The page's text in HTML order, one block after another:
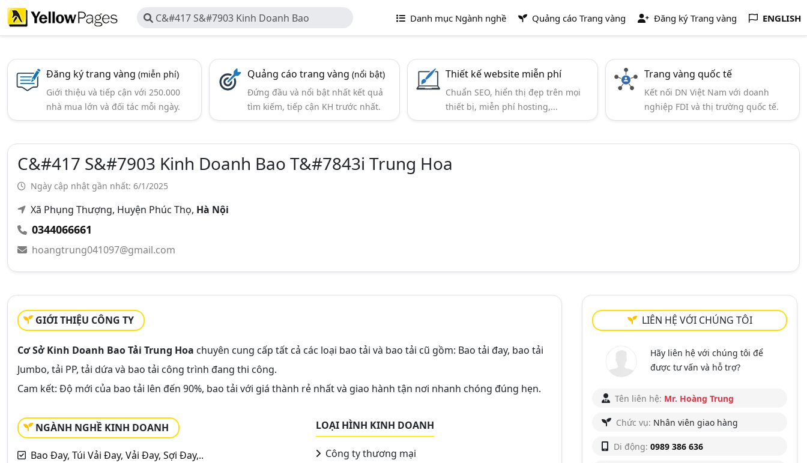
C&#417 S&#7903 Kinh Doanh Bao
T&#7843i Trung Hoa
Danh mục Ngành nghề Quảng cáo Trang vàng Đăng ký Trang vàng ENGLISH
Đăng ký trang vàng (miễn phí)
Giới thiệu và tiếp cận với 250.000
nhà mua lớn và đối tác mỗi ngày.
Quảng cáo trang vàng(nổi bật)
Đứng đầu và nổi bật nhất kết quả
tìm kiếm, tiếp cận KH trước nhất.
Thiết kế website miễn phí
Chuẩn SEO, hiển thị đẹp trên mọi
thiết bị, miễn phí hosting,...
Trang vàng quốc tế
Kết nối DN Việt Nam với doanh
nghiệp FDI và thị trường quốc tế.
C&#417 S&#7903 Kinh Doanh Bao T&#7843i Trung Hoa
Ngày cập nhật gần nhất: 6/1/2025
Xã Phụng Thượng, Huyện Phúc Thọ, Hà Nội
0344066661
hoangtrung041097@gmail.com
GIỚI THIỆU CÔNG TY
Cơ Sở Kinh Doanh Bao Tải Trung Hoa chuyên cung cấp tất cả các loại bao tải và bao tải cũ gồm: Bao tải đay, bao tải
Jumbo, tải PP, tải dứa và bao tải công trình đang thi công.
Cam kết: Độ mới của bao tải lên đến 90%, bao tải với giá thành rẻ nhất và giao hành tận nơi nhanh chóng đúng hẹn.
NGÀNH NGHỀ KINH DOANH
Bao Đay, Túi Vải Đay, Vải Đay, Sợi Đay,..
LOẠI HÌNH KINH DOANH
Công ty thương mại
LIÊN HỆ VỚI CHÚNG TÔI
Hãy liên hệ với chúng tôi để
được tư vấn và hỗ trợ?
Tên liên hệ: Mr. Hoàng Trung
Chức vụ: Nhân viên giao hàng
Di động: 0989 386 636